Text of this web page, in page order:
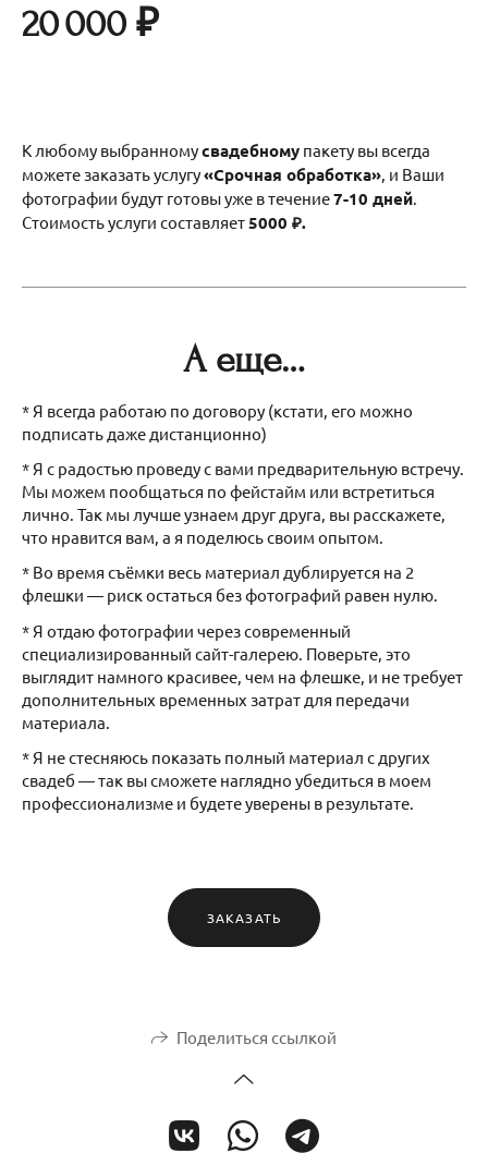
20 000 ₽
К любому выбранномусвадебному пакету вы всегда
можете заказать услугу«Срочная обработка», и Ваши
фотографии будут готовы уже в течение7-10 дней.
Стоимость услуги составляет5000 ₽.
А еще…
* Я всегда работаю по договору (кстати, его можно
подписать даже дистанционно)
* Я с радостью проведу с вами предварительную встречу.
Мы можем пообщаться по фейстайм или встретиться
лично. Так мы лучше узнаем друг друга, вы расскажете,
что нравится вам, а я поделюсь своим опытом.
* Во время съёмки весь материал дублируется на 2
флешки — риск остаться без фотографий равен нулю.
* Я отдаю фотографии через современный
специализированный сайт-галерею. Поверьте, это
выглядит намного красивее, чем на флешке, и не требует
дополнительных временных затрат для передачи
материала.
* Я не стесняюсь показать полный материал с других
свадеб — так вы сможете наглядно убедиться в моем
профессионализме и будете уверены в результате.
ЗАКАЗАТЬ
Поделиться ссылкой